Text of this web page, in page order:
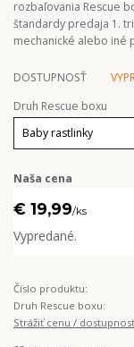
rozbaľovania Rescue
štandardy predaja 1.
mechanické alebo iné
DOSTUPNOSŤ
Druh Rescue boxu
Naša cena
€ 19,99/ks
Vypredané.
Číslo produktu:
Druh Rescue boxu:
Strážiť cenu / dostupnosť